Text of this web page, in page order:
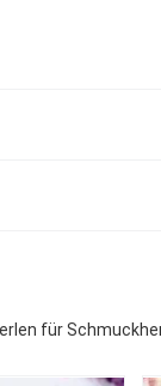
für